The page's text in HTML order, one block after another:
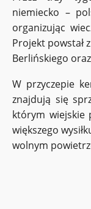
niemiecko –
organizując
Projekt powstał
Berlińskiego
W przyczepie
znajdują się
którym wiejskie
większego
wolnym